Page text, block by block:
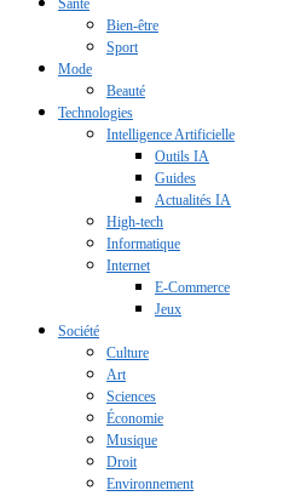
Santé
Bien-être
Sport
Mode
Beauté
Technologies
Intelligence Artificielle
Outils IA
Guides
Actualités IA
High-tech
Informatique
Internet
E-Commerce
Jeux
Société
Culture
Art
Sciences
Économie
Musique
Droit
Environnement